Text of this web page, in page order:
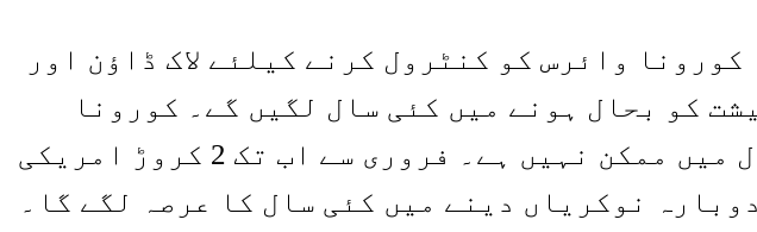
وائرس کو کنٹرول کرنے کیلئے لاک ڈاؤن اور
کو بحال ہونے میں کئی سال لگیں گے۔ کورونا
وائرس کی عالمی وبا کے اس دور میں معاشی بحالی ایک دو سال میں ممکن نہیں ہے۔ فروری سے اب تک 2 کروڑ امریکی
نوکریاں دینے میں کئی سال کا عرصہ لگے گا۔